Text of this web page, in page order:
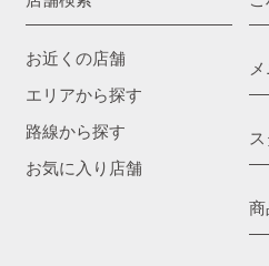
お近くの店舗
エリアから探す
路線から探す
お気に入り店舗
商